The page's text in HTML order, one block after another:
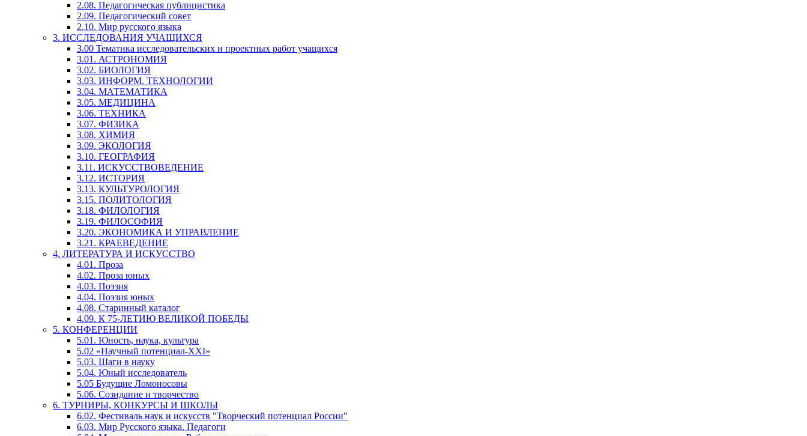
2.08. Педагогическая публицистика
2.09. Педагогический совет
2.10. Мир русского языка
3. ИССЛЕДОВАНИЯ УЧАЩИХСЯ
3.00 Тематика исследовательских и проектных работ учащихся
3.01. АСТРОНОМИЯ
3.02. БИОЛОГИЯ
3.03. ИНФОРМ. ТЕХНОЛОГИИ
3.04. МАТЕМАТИКА
3.05. МЕДИЦИНА
3.06. ТЕХНИКА
3.07. ФИЗИКА
3.08. ХИМИЯ
3.09. ЭКОЛОГИЯ
3.10. ГЕОГРАФИЯ
3.11. ИСКУССТВОВЕДЕНИЕ
3.12. ИСТОРИЯ
3.13. КУЛЬТУРОЛОГИЯ
3.15. ПОЛИТОЛОГИЯ
3.18. ФИЛОЛОГИЯ
3.19. ФИЛОСОФИЯ
3.20. ЭКОНОМИКА И УПРАВЛЕНИЕ
3.21. КРАЕВЕДЕНИЕ
4. ЛИТЕРАТУРА И ИСКУССТВО
4.01. Проза
4.02. Проза юных
4.03. Поэзия
4.04. Поэзия юных
4.08. Старинный каталог
4.09. К 75-ЛЕТИЮ ВЕЛИКОЙ ПОБЕДЫ
5. КОНФЕРЕНЦИИ
5.01. Юность, наука, культура
5.02 «Научный потенциал-XXI»
5.03. Шаги в науку
5.04. Юный исследователь
5.05 Будущие Ломоносовы
5.06. Созидание и творчество
6. ТУРНИРЫ, КОНКУРСЫ И ШКОЛЫ
6.02. Фестиваль наук и искусств "Творческий потенциал России"
6.03. Мир Русского языка. Педагоги